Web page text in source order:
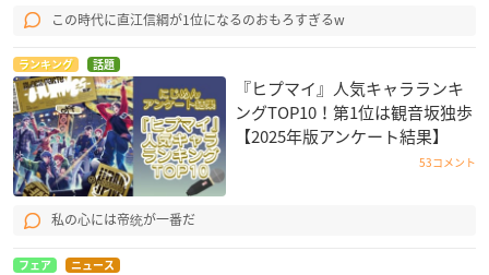
この時代に直江信綱が1位になるのおもろすぎるw
ランキング 話題
『ヒプマイ』人気キャラランキ
ングTOP10！第1位は観音坂独歩
【2025年版アンケート結果】
53コメント
私の心には帝统が一番だ
フェア ニュース